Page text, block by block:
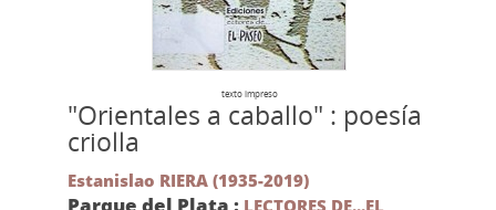
texto impreso
"Orientales a caballo" : poesía
criolla
Estanislao RIERA (1935-2019)
LECTORES DE...EL